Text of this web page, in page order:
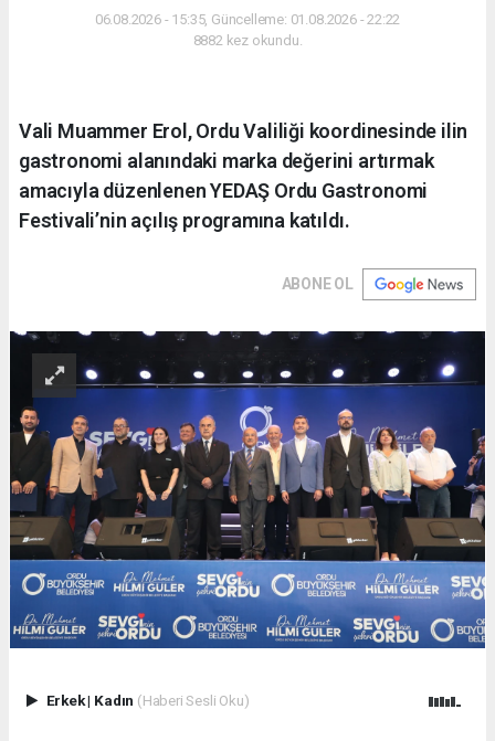
06.08.2026 - 15:35, Güncelleme: 01.08.2026 - 22:22
8882 kez okundu.
Vali Muammer Erol, Ordu Valiliği koordinesinde ilin
gastronomi alanındaki marka değerini artırmak
amacıyla düzenlenen YEDAŞ Ordu Gastronomi
Festivali’nin açılış programına katıldı.
ABONE OL
Erkek| Kadın (Haberi Sesli Oku)